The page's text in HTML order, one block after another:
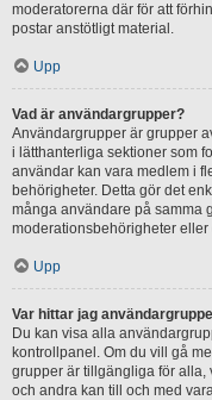
moderatorerna där för att
postar anstötligt material.
Upp
Vad är användargrupper?
Användargrupper är grupper
i lätthanterliga sektioner som
användar kan vara medlem i
behörigheter. Detta gör det
många användare på samma
moderationsbehörigheter
Upp
Var hittar jag
Du kan visa alla
kontrollpanel. Om du vill gå
grupper är tillgängliga för alla,
och andra kan till och med